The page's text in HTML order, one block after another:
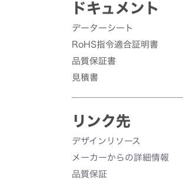
ドキュメント
データーシート
RoHS指令適合証明書
品質保証書
見積書
リンク先
デザインリソース
メーカーからの詳細情報
品質保証